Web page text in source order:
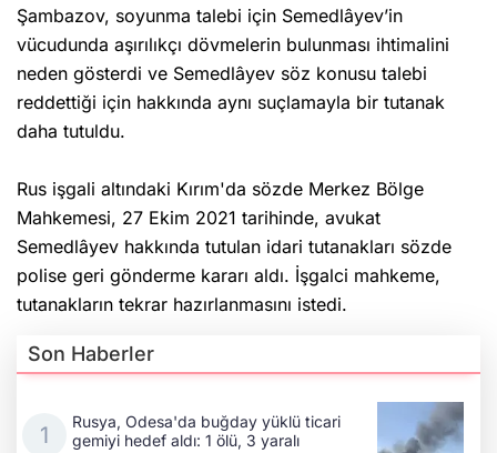
Şambazov, soyunma talebi için Semedlâyev’in
vücudunda aşırılıkçı dövmelerin bulunması ihtimalini
neden gösterdi ve Semedlâyev söz konusu talebi
reddettiği için hakkında aynı suçlamayla bir tutanak
daha tutuldu.
Rus işgali altındaki Kırım'da sözde Merkez Bölge
Mahkemesi, 27 Ekim 2021 tarihinde, avukat
Semedlâyev hakkında tutulan idari tutanakları sözde
polise geri gönderme kararı aldı. İşgalci mahkeme,
tutanakların tekrar hazırlanmasını istedi.
Son Haberler
Rusya, Odesa'da buğday yüklü ticari
gemiyi hedef aldı: 1 ölü, 3 yaralı